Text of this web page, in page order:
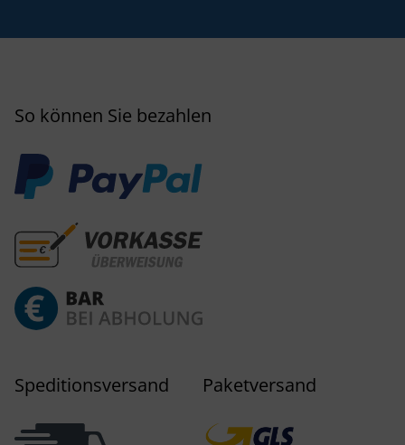
So können Sie bezahlen
Speditionsversand Paketversand